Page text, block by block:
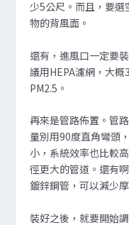
少5公尺。而且，要
物的背風面。
還有，進風口一定要
議用HEPA濾網，大
PM2.5。
再來是管路佈置。管
量別用90度直角彎頭
小，系統效率也比較
徑更大的管道。還有
鍍鋅鋼管，可以減少
裝好之後，就要開始